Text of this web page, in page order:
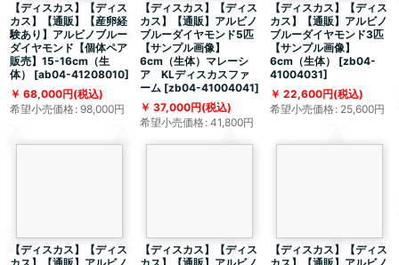
【ディスカス】【ディス
カス】【通販】【産卵経
験あり】アルビノブルー
ダイヤモンド【個体ペア
販売】15-16cm（生
体）
[ab04-41208010]
68,000円(税込)
希望小売価格: 98,000円
【ディスカス】【ディス
カス】【通販】アルビノ
ブルーダイヤモンド5匹
【サンプル画像】
6cm（生体）マレーシ
ア KLディスカスファ
ーム [zb04-41004041]
37,000円(税込)
希望小売価格: 41,800円
【ディスカス】【ディス
カス】【通販】アルビノ
ブルーダイヤモンド3匹
【サンプル画像】
6cm（生体）
[zb04-
41004031]
22,600円(税込)
希望小売価格: 25,600円
【ディスカス】【ディス
【ディスカス】【ディス
【ディスカス】【ディス